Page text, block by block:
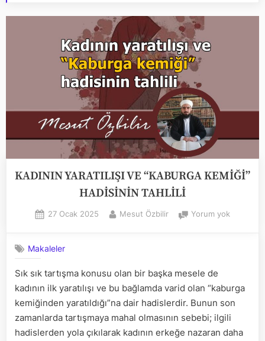
KADININ YARATILIŞI VE “KABURGA KEMİĞİ”
HADİSİNİN TAHLİLİ
Posted
27 Ocak 2025 By
Mesut Özbilir Yorum yokKADININ
TAHLİLİ
Makaleler
Sık sık tartışma konusu olan bir başka mesele de
kadının ilk yaratılışı ve bu bağlamda varid olan “kaburga
kemiğinden yaratıldığı”na dair hadislerdir. Bunun son
zamanlarda tartışmaya mahal olmasının sebebi; ilgili
hadislerden yola çıkılarak kadının erkeğe nazaran daha